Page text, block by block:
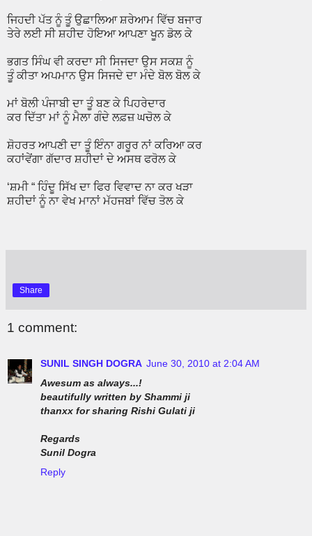
ਜਿਹਦੀ ਪੱਤ ਨੂੰ ਤੂੰ ਉਛਾਲਿਆ ਸ਼ਰੇਆਮ ਵਿੱਚ ਬਜਾਰ
ਤੇਰੇ ਲਈ ਸੀ ਸ਼ਹੀਦ ਹੋਇਆ ਆਪਣਾ ਖੂਨ ਡੋਲ ਕੇ
ਭਗਤ ਸਿੰਘ ਵੀ ਕਰਦਾ ਸੀ ਸਿਜਦਾ ਉਸ ਸਕਸ਼ ਨੂੰ
ਤੂੰ ਕੀਤਾ ਅਪਮਾਨ ਉਸ ਸਿਜਦੇ ਦਾ ਮੰਦੇ ਬੋਲ ਬੋਲ ਕੇ
ਮਾਂ ਬੋਲੀ ਪੰਜਾਬੀ ਦਾ ਤੂੰ ਬਣ ਕੇ ਪਿਹਰੇਦਾਰ
ਕਰ ਦਿੱਤਾ ਮਾਂ ਨੂੰ ਮੈਲਾ ਗੰਦੇ ਲਫ਼ਜ਼ ਘਚੋਲ ਕੇ
ਸ਼ੋਹਰਤ ਆਪਣੀ ਦਾ ਤੂੰ ਇੰਨਾ ਗਰੂਰ ਨਾਂ ਕਰਿਆ ਕਰ
ਕਹਾਂਵੇਂਗਾ ਗੱਦਾਰ ਸ਼ਹੀਦਾਂ ਦੇ ਅਸਥ ਫਰੋਲ ਕੇ
‘ਸ਼ਮੀ “ ਹਿੰਦੂ ਸਿੱਖ ਦਾ ਫਿਰ ਵਿਵਾਦ ਨਾ ਕਰ ਖੜਾ
ਸ਼ਹੀਦਾਂ ਨੂੰ ਨਾ ਵੇਖ ਮਾਨਾਂ ਮੱਹਜਬਾਂ ਵਿੱਚ ਤੋਲ ਕੇ
Share
1 comment:
SUNIL SINGH DOGRA June 30, 2010 at 2:04 AM
Awesum as always...!
beautifully written by Shammi ji
thanxx for sharing Rishi Gulati ji
Regards
Sunil Dogra
Reply